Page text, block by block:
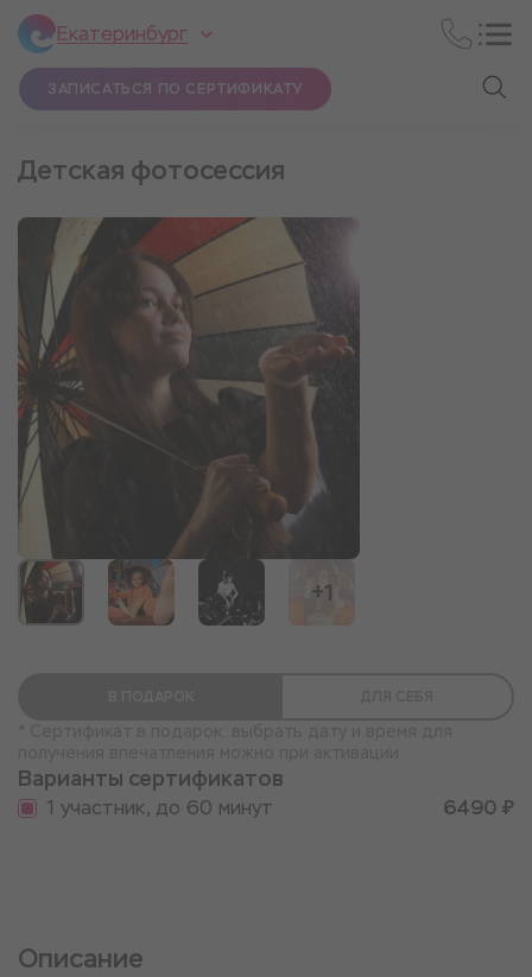
Екатеринбург
ЗАПИСАТЬСЯ ПО СЕРТИФИКАТУ
Детская фотосессия
+1
Варианты сертификатов
1 участник, до 60 минут 6490 ₽
Описание